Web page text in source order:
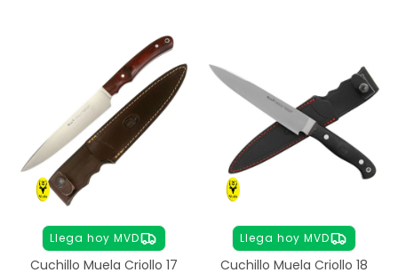
Llega hoy MVD
Cuchillo Muela Criollo 17
Llega hoy MVD
Cuchillo Muela Criollo 18